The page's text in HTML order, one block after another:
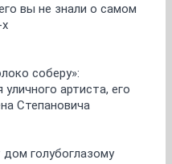
вы не знали о самом
соберу»:
артиста, его
Степановича
голубоглазому